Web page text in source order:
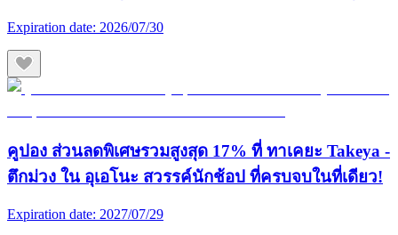
Expiration date: 2026/07/30
คูปอง ส่วนลดพิเศษรวมสูงสุด 17% ที่ ทาเคยะ Takeya -
ตึกม่วง ใน อุเอโนะ สวรรค์นักช้อป ที่ครบจบในที่เดียว!
Expiration date: 2027/07/29